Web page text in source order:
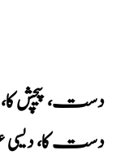
دست، پیچش
دست کا،